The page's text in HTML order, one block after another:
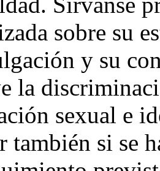
sobre su
y su
la
sexual e
también si se